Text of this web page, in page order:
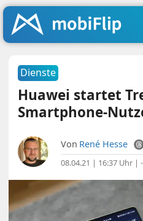
Dienste
Huawei startet
Smartphone-
Von René Hesse
08.04.21 | 16:37 Uhr |